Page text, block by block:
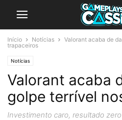
Início Notícias
Valorant acaba de
trapaceiros
Notícias
Valorant acaba
golpe terrível
Investimento caro, resultado zero